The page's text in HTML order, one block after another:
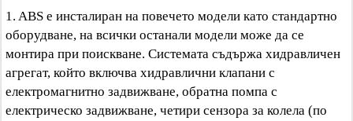
1. ABS е инсталиран на повечето модели като стандартно
оборудване, на всички останали модели може да се
монтира при поискване. Системата съдържа хидравличен
агрегат, който включва хидравлични клапани с
електромагнитно задвижване, обратна помпа с
електрическо задвижване, четири сензора за колела (по